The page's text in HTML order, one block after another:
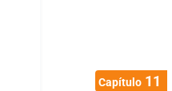
Capítulo11